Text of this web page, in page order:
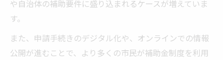
や自治体の補助要件に盛り込まれるケースが増えていま
す。
また、申請手続きのデジタル化や、オンラインでの情報
公開が進むことで、より多くの市民が補助金制度を利用